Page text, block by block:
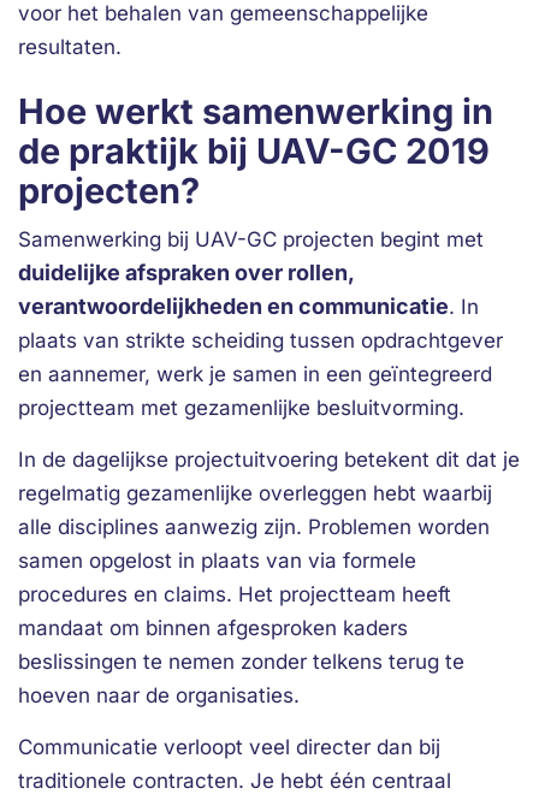
voor het behalen van gemeenschappelijke
resultaten.
Hoe werkt samenwerking in
de praktijk bij UAV-GC 2019
projecten?
Samenwerking bij UAV-GC projecten begint met
duidelijke afspraken over rollen,
verantwoordelijkheden en communicatie. In
plaats van strikte scheiding tussen opdrachtgever
en aannemer, werk je samen in een geïntegreerd
projectteam met gezamenlijke besluitvorming.
In de dagelijkse projectuitvoering betekent dit dat je
regelmatig gezamenlijke overleggen hebt waarbij
alle disciplines aanwezig zijn. Problemen worden
samen opgelost in plaats van via formele
procedures en claims. Het projectteam heeft
mandaat om binnen afgesproken kaders
beslissingen te nemen zonder telkens terug te
hoeven naar de organisaties.
Communicatie verloopt veel directer dan bij
traditionele contracten. Je hebt één centraal